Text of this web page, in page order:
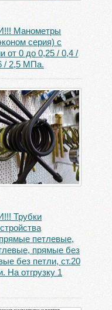
Манометры
серия) с
от 0 до 0,25 / 0,4 /
/ 2,5 МПа.
Трубки
петлевые,
прямые без
без петли, ст.20
На отгрузку 1